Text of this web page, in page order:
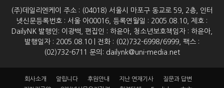
(주)데일리엔케이 주소 : (04018) 서울시 마포구 동교로 59, 2층, 인터
넷신문등록번호 : 서울 아00016, 등록연월일 : 2005.08.10, 제호 :
DailyNK 발행인: 이광백, 편집인 : 하윤아, 청소년보호책임자 : 하윤아,
발행일자 : 2005.08.10 | 전화 : (02)732-6998/6999, 팩스 :
(02)732-6711 문의: dailynk@uni-media.net
회사소개 알립니다 후원안내 지난 연재기사
질문과 답변